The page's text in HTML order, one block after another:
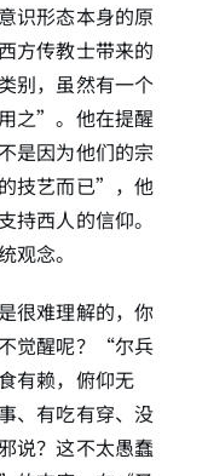
识形态本身的原
方传教士带来的
别，虽然有一个
之”。他在提醒
是因为他们的宗
技艺而已”，他
持西人的信仰。
念。
很难理解的，你
觉醒呢？“尔兵
有赖，俯仰无
、有吃有穿、没
说？这不太愚蠢